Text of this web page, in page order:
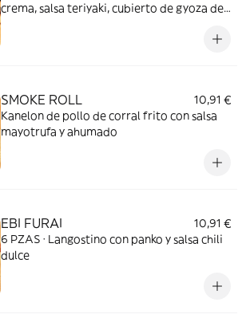
crema, salsa teriyaki, cubierto de gyoza de
SMOKE ROLL
10,91 €
Kanelon de pollo de corral frito con salsa
mayotrufa y ahumado
EBI FURAI
10,91 €
6 PZAS · Langostino con panko y salsa chili
dulce